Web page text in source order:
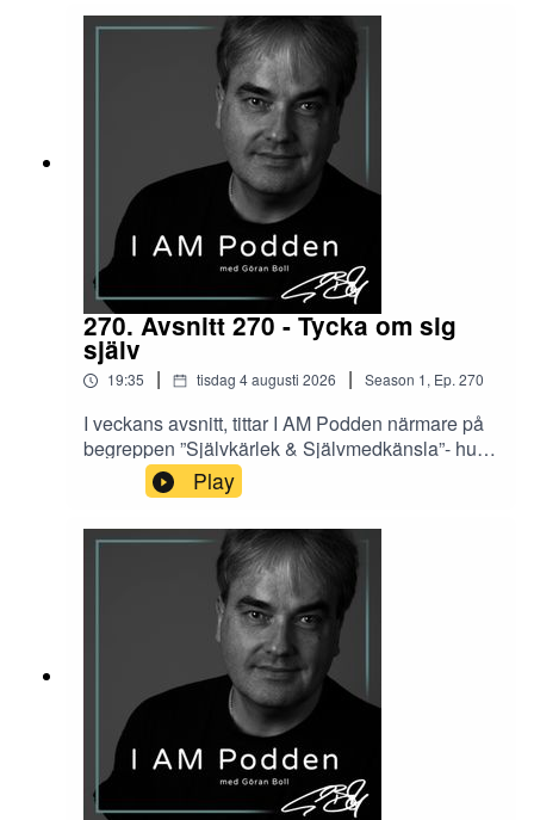
270. Avsnitt 270 - Tycka om sig
själv
19:35 | tisdag 4 augusti 2026 | Season 1, Ep. 270
I veckans avsnitt, tittar I AM Podden närmare på
begreppen ”Självkärlek & Självmedkänsla”- hur
modern vetenskap har undersökt detta, och
hur yoga och andra holistiska traditioner
beskriver detta från sitt håll
Play